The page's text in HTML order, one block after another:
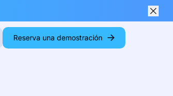
Close
Reserva una demostración